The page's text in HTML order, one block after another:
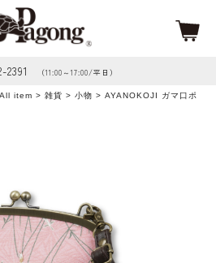
2391 （11:00～17:00/平日）
All item > 雑貨 > 小物 > AYANOKOJI ガマ口ポ